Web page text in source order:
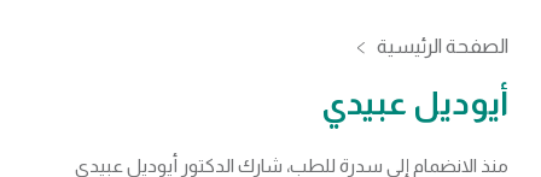
الصفحة الرئيسية
أيوديل عبيدي
منذ الانضمام إلى سدرة للطب، شارك الدكتور أيوديل عبيدي